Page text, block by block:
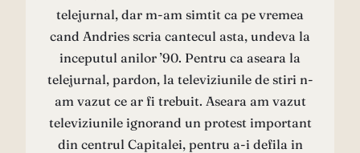
telejurnal, dar m-am simtit ca pe vremea
cand Andries scria cantecul asta, undeva la
inceputul anilor ’90. Pentru ca aseara la
telejurnal, pardon, la televiziunile de stiri n-
am vazut ce ar fi trebuit. Aseara am vazut
televiziunile ignorand un protest important
din centrul Capitalei, pentru a-i defila in